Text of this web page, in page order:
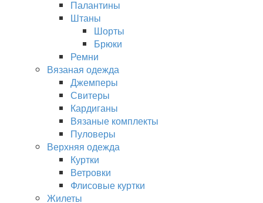
Палантины
Штаны
Шорты
Брюки
Ремни
Вязаная одежда
Джемперы
Свитеры
Кардиганы
Вязаные комплекты
Пуловеры
Верхняя одежда
Куртки
Ветровки
Флисовые куртки
Жилеты